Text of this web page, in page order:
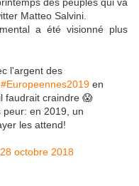
Matteo Salvini.
a été visionné plus
l'argent des
#Europeennes2019 en
faudrait craindre 😱
peur: en 2019, un
les attend!
28 octobre 2018